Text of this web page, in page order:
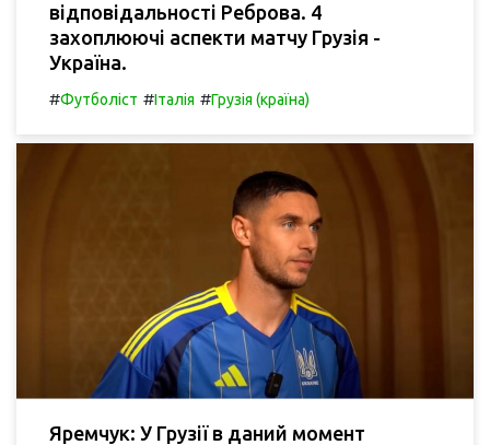
відповідальності Реброва. 4
захоплюючі аспекти матчу Грузія -
Україна.
#Футболіст #Італія #Грузія (країна)
Яремчук: У Грузії в даний момент